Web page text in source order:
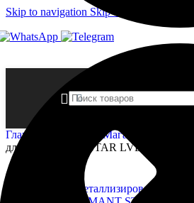
Skip to navigation Skip to main content
Главная страница Магазин
для «DIAMANT STAR LVL.80» 40гр